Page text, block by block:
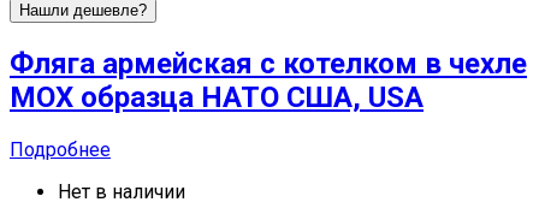
Нашли дешевле?
Фляга армейская с котелком в чехле
МОХ образца НАТО США, USA
Подробнее
Нет в наличии